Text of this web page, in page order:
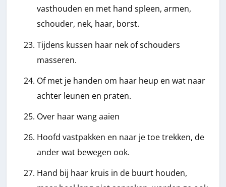
vasthouden en met hand spleen, armen,
schouder, nek, haar, borst.
Tijdens kussen haar nek of schouders
masseren.
Of met je handen om haar heup en wat naar
achter leunen en praten.
Over haar wang aaien
Hoofd vastpakken en naar je toe trekken, de
ander wat bewegen ook.
Hand bij haar kruis in de buurt houden,